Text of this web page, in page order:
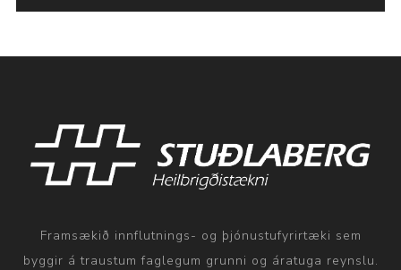
Framsækið innflutnings- og þjónustufyrirtæki sem
byggir á traustum faglegum grunni og áratuga reynslu.